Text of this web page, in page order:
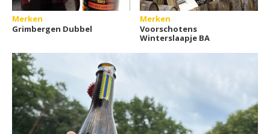
Merken
Grimbergen Dubbel
Merken
Voorschotens
Winterslaapje BA